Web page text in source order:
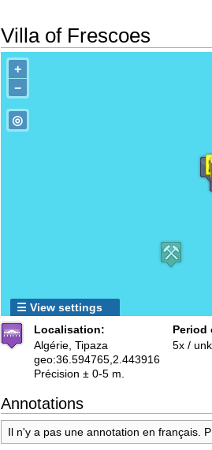
Villa of Frescoes
+
−
◎
☰ View settings
Localisation:
Algérie, Tipaza
geo:36.594765,2.443916
Précision ± 0-5 m.
Period
5x /
Annotations
Il n'y a pas une annotation en français.